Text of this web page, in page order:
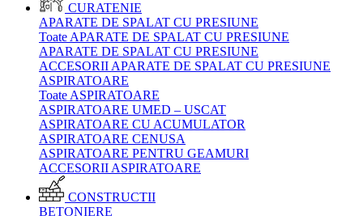
CURATENIE
APARATE DE SPALAT CU PRESIUNE
Toate APARATE DE SPALAT CU PRESIUNE
APARATE DE SPALAT CU PRESIUNE
ACCESORII APARATE DE SPALAT CU PRESIUNE
ASPIRATOARE
Toate ASPIRATOARE
ASPIRATOARE UMED – USCAT
ASPIRATOARE CU ACUMULATOR
ASPIRATOARE CENUSA
ASPIRATOARE PENTRU GEAMURI
ACCESORII ASPIRATOARE
CONSTRUCTII
BETONIERE